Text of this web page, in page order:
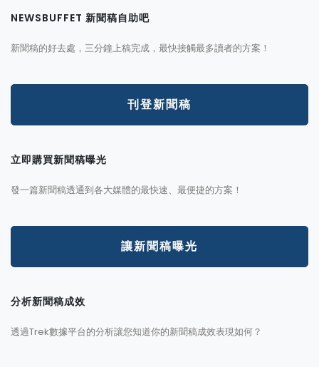
NEWSBUFFET 新聞稿自助吧
新聞稿的好去處，三分鐘上稿完成，最快接觸最多讀者的方案！
刊登新聞稿
立即購買新聞稿曝光
發一篇新聞稿透通到各大媒體的最快速、最便捷的方案！
讓新聞稿曝光
分析新聞稿成效
透過Trek數據平台的分析讓您知道你的新聞稿成效表現如何？